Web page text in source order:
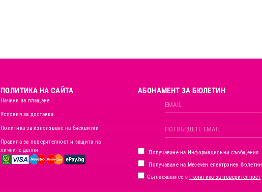
ПОЛИТИКА НА САЙТА
Начини за плащане
Условия за доставка
Политика за използване на бисквитки
Правила за поверителност и защита на
личните данни
АБОНАМЕНТ ЗА БЮЛЕТИН
Получаване на Информационни съобщения
Получаване на Месечен електронен бюлетин
Съгласявам се сПолитика за поверителност